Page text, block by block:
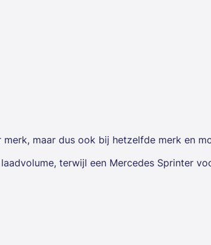
maar dus ook bij hetzelfde merk en
terwijl een Mercedes Sprinter